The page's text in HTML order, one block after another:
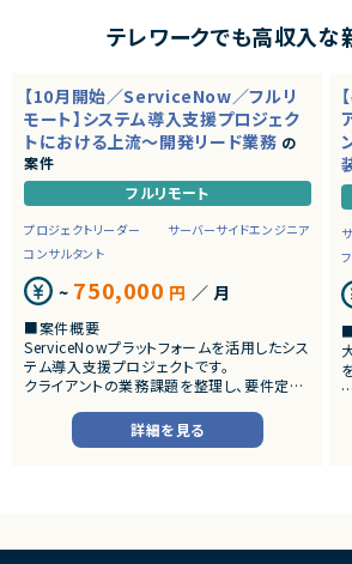
テレワークでも高収入な
【10月開始／ServiceNow／フルリ
モート】システム導入支援プロジェク
トにおける上流～開発リード業務 の
案件
フルリモート
プロジェクトリーダー
サーバーサイドエンジニア
コンサルタント
~ 750,000 円 ／ 月
■案件概要
ServiceNowプラットフォームを活用したシス
テム導入支援プロジェクトです。
クライアントの業務課題を整理し、要件定義
だきます。
詳細を見る